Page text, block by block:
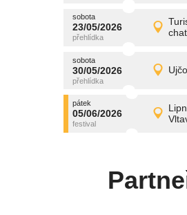
sobota
23/05/2026
sobota
23/05/2026 Detail
promítání
sobota
30/05/2026
sobota
30/05/2026 Detail
promítání
pátek
05/06/2026
pátek
05/06/2026 Detail
promítání